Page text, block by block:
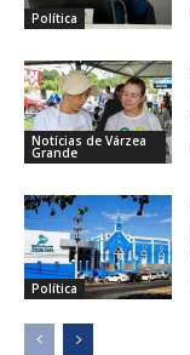
Política
Notícias de Várzea
Grande
Política